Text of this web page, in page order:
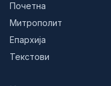
Почетна
Митрополит
Епархија
Текстови